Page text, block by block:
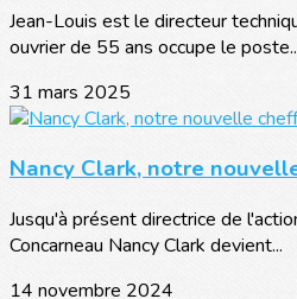
Jean-Louis est le directeur
ouvrier de 55 ans occupe le
31 mars 2025
Nancy Clark, notre
Jusqu'à présent directrice de
Concarneau Nancy Clark devient...
14 novembre 2024